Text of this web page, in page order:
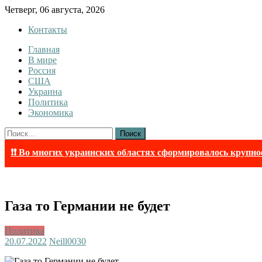
Skip
content
Четверг, 06 августа, 2026
Контакты
Tewi
Tewi — Новости
Главная
В мире
Россия
США
Украина
Политика
Экономика
Найти:
❗❗ Во многих украинских областях сформировалось
Газа то Германии не будет
Политика
20.07.2022 Neill0030